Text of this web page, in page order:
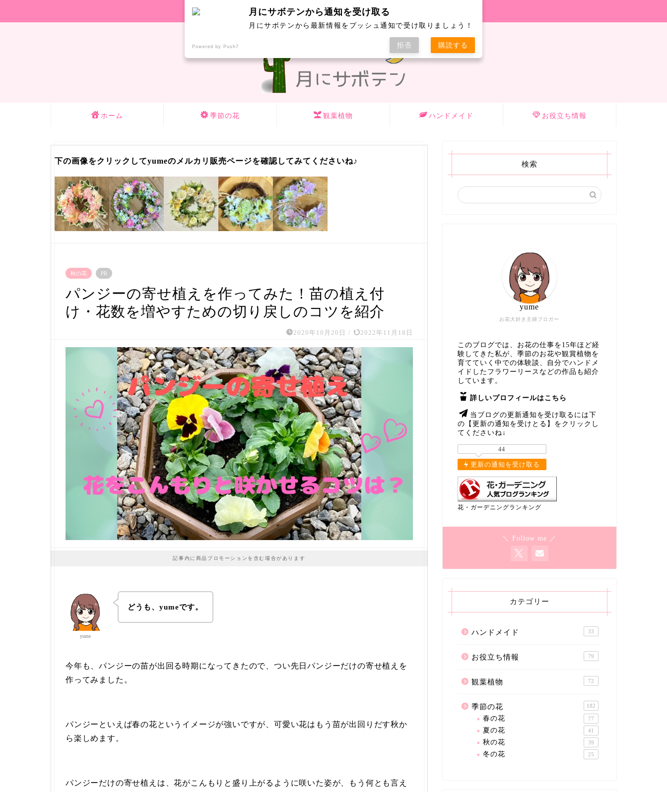
yumeのハンドメイドリースはこちら
ホーム 季節の花 観葉植物 ハンドメイド お役立ち情報
下の画像をクリックしてyumeのメルカリ販売ページを確認してみてくださいね♪
秋の花 PR
パンジーの寄せ植えを作ってみた！苗の植え付
け・花数を増やすための切り戻しのコツを紹介
2020年10月20日 / 2022年11月18日
記事内に商品プロモーションを含む場合があります
yume
どうも、yumeです。
今年も、パンジーの苗が出回る時期になってきたので、つい先日パンジーだけの寄せ植えを
作ってみました。
パンジーといえば春の花というイメージが強いですが、可愛い花はもう苗が出回りだす秋か
ら楽しめます。
パンジーだけの寄せ植えは、花がこんもりと盛り上がるように咲いた姿が、もう何とも言え
検索
お花大好き主婦ブロガー
yume
このブログでは、お花の仕事を15年ほど経
験してきた私が、季節のお花や観賞植物を
育てていく中での体験談、自分でハンドメ
イドしたフラワーリースなどの作品も紹介
しています。
詳しいプロフィールはこちら
当ブログの更新通知を受け取るには下
の【更新の通知を受けとる】をクリックし
てくださいね↓
44
更新の通知を受け取る
花・ガーデニングランキング
＼ Follow me ／
カテゴリー
ハンドメイド 33
お役立ち情報 79
観葉植物 72
季節の花 182
春の花 77
夏の花 41
秋の花 39
冬の花 25
月にサボテンから通知を受け取る
月にサボテンから最新情報をプッシュ通知で受け取りましょう！
Powered by Push7 拒否 購読する